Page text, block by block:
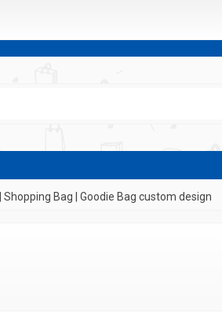
Bag | Goodie Bag custom design